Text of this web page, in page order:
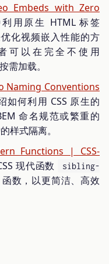
Embeds with Zero
用原生 HTML 标签
化视频嵌入性能的方
可以在完全不使用
需加载。
Naming Conventions
如何利用 CSS 原生的
命名规范或繁重的
样式隔离。
Functions | CSS-
现代函数
sibling-
函数，以更简洁、高效